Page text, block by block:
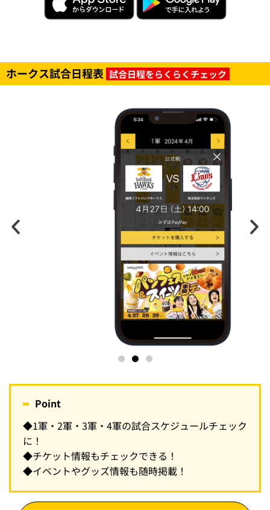
ホークス試合日程表 試合日程をらくらくチェック
Point
◆1軍・2軍・3軍・4軍の試合スケジュールチェック
に！
◆チケット情報もチェックできる！
◆イベントやグッズ情報も随時掲載！